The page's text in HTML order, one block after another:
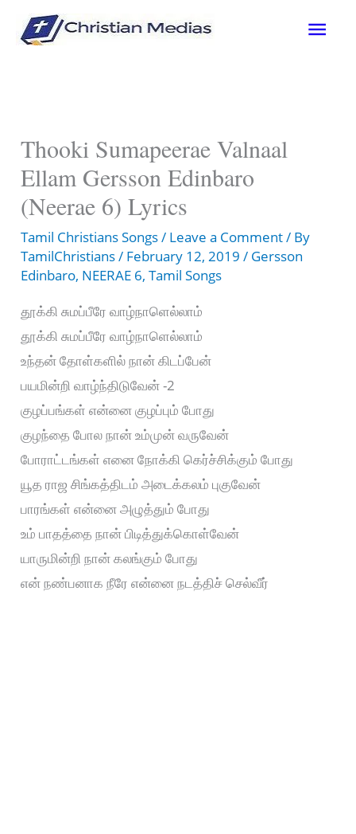
Thooki Sumapeerae Valnaal
Ellam Gersson Edinbaro
(Neerae 6) Lyrics
Tamil Christians Songs/ Leave a Comment/ By
TamilChristians/ February 12, 2019/ Gersson
Edinbaro, NEERAE 6,Tamil Songs
தூக்கி சுமப்பீரே வாழ்நாளெல்லாம்
தூக்கி சுமப்பீரே வாழ்நாளெல்லாம்
உந்தன் தோள்களில் நான் கிடப்பேன்
பயமின்றி வாழ்ந்திடுவேன் -2
குழப்பங்கள் என்னை குழப்பும் போது
குழந்தை போல நான் உம்முன் வருவேன்
போராட்டங்கள் எனை நோக்கி கெர்ச்சிக்கும் போது
யூத ராஜ சிங்கத்திடம் அடைக்கலம் புகுவேன்
பாரங்கள் என்னை அழுத்தும் போது
உம் பாதத்தை நான் பிடித்துக்கொள்வேன்
யாருமின்றி நான் கலங்கும் போது
என் நண்பனாக நீரே என்னை நடத்திச் செல்வீர்